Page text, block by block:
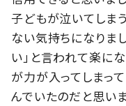
子どもが泣いてしま
ない気持ちになりま
い」と言われて楽に
が力が入ってしまっ
んでいたのだと思いま